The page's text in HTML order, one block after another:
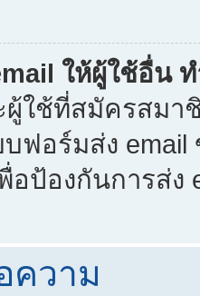
ให้ผู้ใช้อื่น
ใช้ที่สมัครสมา
ฟอร์มส่ง
ป้องกันการส่ง
ความ